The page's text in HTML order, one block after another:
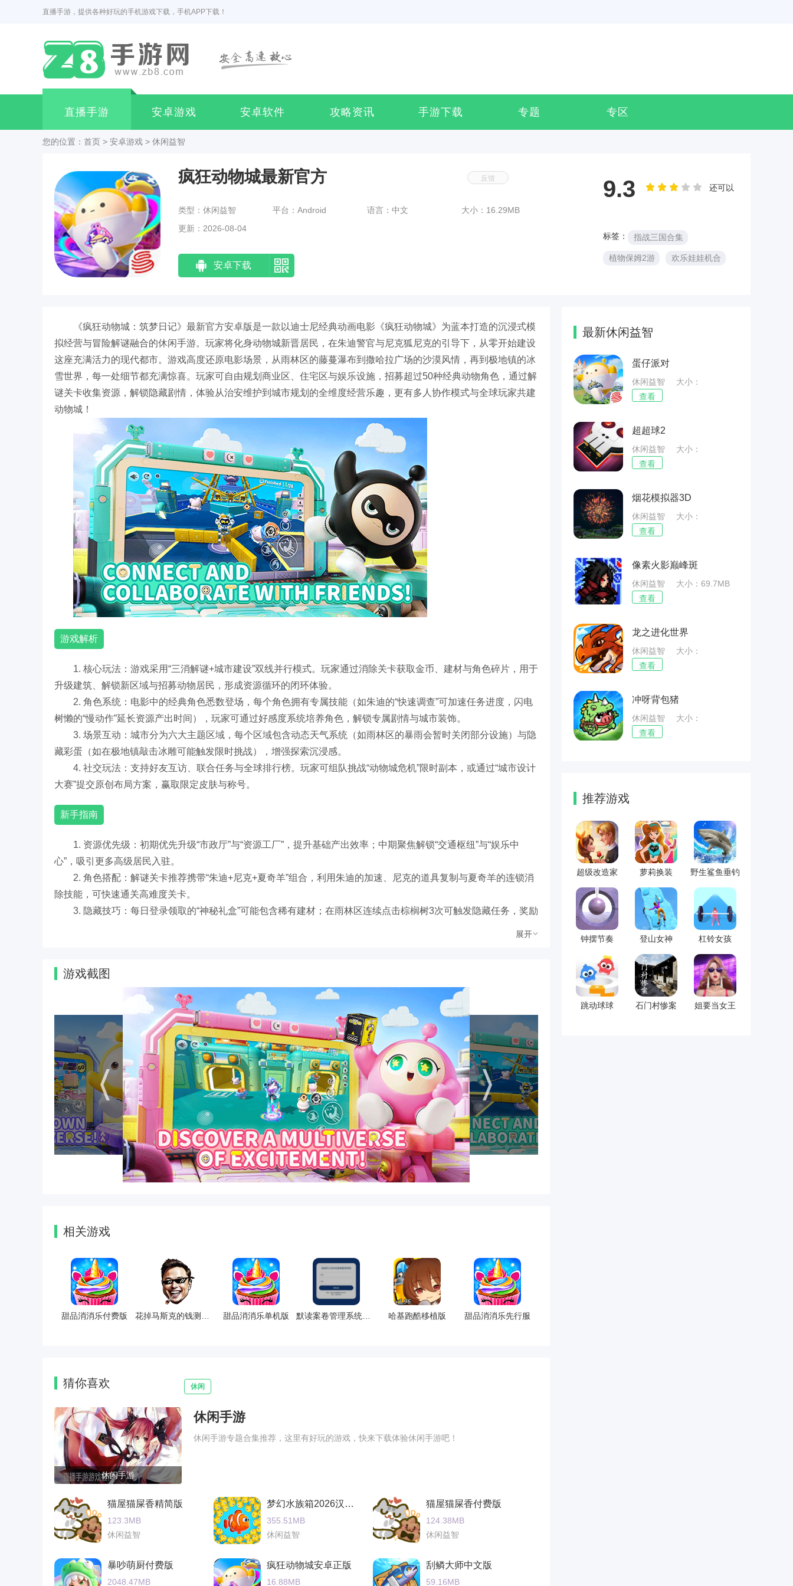
直播手游，提供各种好玩的手机游戏下载，手机APP下载！
直播手游 安卓游戏 安卓软件 攻略资讯 手游下载 专题 专区
您的位置： 首页 > 安卓游戏 > 休闲益智
类型：休闲益智 平台：Android 语言：中文
大小：16.29MB
更新：2026-08-04
安卓下载
还可以
9.3
标签： 指战三国合集
植物保姆2游 欢乐娃娃机合
疯狂动物城最新官方
《疯狂动物城：筑梦日记》最新官方安卓版是一款以迪士尼经典动画电影《疯狂动物城》为蓝本打造的沉浸式模
拟经营与冒险解谜融合的休闲手游。玩家将化身动物城新晋居民，在朱迪警官与尼克狐尼克的引导下，从零开始建设
这座充满活力的现代都市。游戏高度还原电影场景，从雨林区的藤蔓瀑布到撒哈拉广场的沙漠风情，再到极地镇的冰
雪世界，每一处细节都充满惊喜。玩家可自由规划商业区、住宅区与娱乐设施，招募超过50种经典动物角色，通过解
谜关卡收集资源，解锁隐藏剧情，体验从治安维护到城市规划的全维度经营乐趣，更有多人协作模式与全球玩家共建
动物城！
游戏解析
1. 核心玩法：游戏采用“三消解谜+城市建设”双线并行模式。玩家通过消除关卡获取金币、建材与角色碎片，用于
升级建筑、解锁新区域与招募动物居民，形成资源循环的闭环体验。
2. 角色系统：电影中的经典角色悉数登场，每个角色拥有专属技能（如朱迪的“快速调查”可加速任务进度，闪电
树懒的“慢动作”延长资源产出时间），玩家可通过好感度系统培养角色，解锁专属剧情与城市装饰。
3. 场景互动：城市分为六大主题区域，每个区域包含动态天气系统（如雨林区的暴雨会暂时关闭部分设施）与隐
藏彩蛋（如在极地镇敲击冰雕可能触发限时挑战），增强探索沉浸感。
4. 社交玩法：支持好友互访、联合任务与全球排行榜。玩家可组队挑战“动物城危机”限时副本，或通过“城市设计
大赛”提交原创布局方案，赢取限定皮肤与称号。
新手指南
1. 资源优先级：初期优先升级“市政厅”与“资源工厂”，提升基础产出效率；中期聚焦解锁“交通枢纽”与“娱乐中
心”，吸引更多高级居民入驻。
2. 角色搭配：解谜关卡推荐携带“朱迪+尼克+夏奇羊”组合，利用朱迪的加速、尼克的道具复制与夏奇羊的连锁消
除技能，可快速通关高难度关卡。
3. 隐藏技巧：每日登录领取的“神秘礼盒”可能包含稀有建材；在雨林区连续点击棕榈树3次可触发隐藏任务，奖励
1. 主线剧情：玩家受朱迪邀请协助调查“动物城失踪案”，通过解谜关卡收集线索，逐步揭露反派“午夜嚎叫”组织
的阴谋，最终与电影原班角色共同拯救城市。
2. 角色支线：每个可招募角色拥有独立剧情线，如帮助闪电树懒完成“快递配送挑战”，或协助豹警官破解“甜甜圈
盗窃案”，解锁角色专属皮肤与城市地标。
3. 动态事件：城市会随机触发“交通堵塞”“电力故障”等突发事件，玩家需在限定时间内调配角色解决问题，成功
可获得“市民好评度”与稀有道具。
4. 节日限定：春节推出“舞龙大巡游”活动，万圣节开启“幽灵列车”副本，圣诞节解锁“极地滑雪场”玩法，每个节日
均包含限定角色与建筑皮肤。
小编测评
《疯狂动物城：筑梦日记》以精美的画面与深度玩法成功复刻了电影的奇幻世界。双线玩法既满足休闲玩家的解
谜乐趣，又为硬核玩家提供策略经营空间，角色技能与场景互动的设计充满巧思。唯一不足是后期关卡难度曲线较
展开
游戏截图
相关游戏
甜品消消乐付费版 花掉马斯克的钱测试版 甜品消消乐单机版 默读案卷管理系统国际版 哈基跑酷移植版 甜品消消乐先行服
猜你喜欢 休闲
休闲手游
休闲手游
休闲手游专题合集推荐，这里有好玩的游戏，快来下载体验休闲手游吧！
猫屋猫屎香精简版
123.3MB
休闲益智
梦幻水族箱2026汉化版
355.51MB
休闲益智
猫屋猫屎香付费版
124.38MB
休闲益智
暴吵萌厨付费版
2048.47MB
疯狂动物城安卓正版
16.88MB
刮鳞大师中文版
59.16MB
最新休闲益智
蛋仔派对
休闲益智
大小：
75.43MB
查看
超超球2
休闲益智
大小：
70.14MB
查看
烟花模拟器3D
休闲益智
大小：
38.95MB
查看
像素火影巅峰斑
休闲益智
大小：69.7MB
查看
龙之进化世界
休闲益智
大小：
52.58MB
查看
冲呀背包猪
休闲益智
大小：
45.13MB
查看
推荐游戏
超级改造家 萝莉换装 野生鲨鱼垂钓
钟摆节奏 登山女神 杠铃女孩
跳动球球 石门村惨案 姐要当女王
反馈